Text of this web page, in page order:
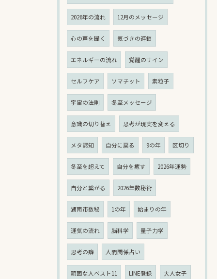
2026年の流れ 12月のメッセージ
心の声を聞く 気づきの連鎖
エネルギーの流れ 覚醒のサイン
セルフケア ソマチット 素粒子
宇宙の法則 冬至メッセージ
意識の切り替え 思考が現実を変える
メタ認知 自分に戻る 9の年 区切り
冬至を超えて 自分を癒す 2026年運勢
自分と繋がる 2026年数秘術
湖南市数秘 1の年 始まりの年
運気の流れ 脳科学 量子力学
思考の癖 人間関係占い
頑固な人ベスト11 LINE登録 大人女子